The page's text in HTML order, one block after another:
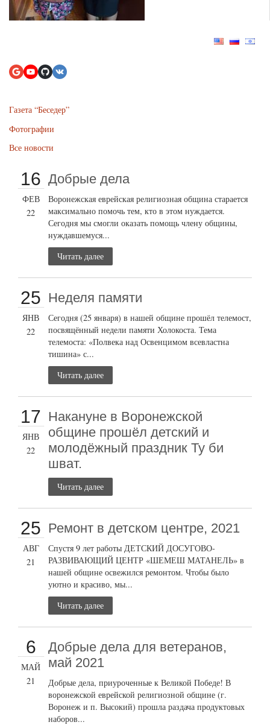
Газета “Беседер”
Фотографии
Все новости
16
ФЕВ
22
Добрые дела
Воронежская еврейская религиозная община старается
максимально помочь тем, кто в этом нуждается.
Сегодня мы смогли оказать помощь члену общины,
нуждавшемуся...
Читать далее
25
ЯНВ
22
Неделя памяти
Сегодня (25 января) в нашей общине прошёл телемост,
посвящённый недели памяти Холокоста. Тема
телемоста: «Полвека над Освенцимом всевластна
тишина» с...
Читать далее
17
ЯНВ
22
Накануне в Воронежской
общине прошёл детский и
молодёжный праздник Ту би
шват.
Читать далее
25
АВГ
21
Ремонт в детском центре, 2021
Спустя 9 лет работы ДЕТСКИЙ ДОСУГОВО-
РАЗВИВАЮЩИЙ ЦЕНТР «ШЕМЕШ МАТАНЕЛЬ» в
нашей общине освежился ремонтом. Чтобы было
уютно и красиво, мы...
Читать далее
6
МАЙ
21
Добрые дела для ветеранов,
май 2021
Добрые дела, приуроченные к Великой Победе! В
воронежской еврейской религиозной общине (г.
Воронеж и п. Высокий) прошла раздача продуктовых
наборов...